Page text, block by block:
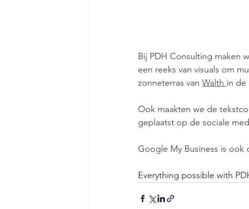
Bij PDH Consulting maken
een reeks van visuals om
zonneterras van Walth in de
Ook maakten we de
geplaatst op de sociale
Google My Business is
Everything possible with